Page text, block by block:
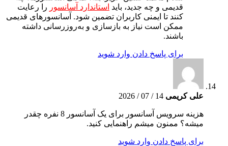
قدیمی و چه جدید، باید استاندارد آسانسور را رعایت
کنند تا ایمنی کاربران تضمین شود. آسانسورهای قدیمی
ممکن است نیاز به بازسازی و به‌روزرسانی داشته
باشند.
برای پاسخ دادن وارد شوید
علی کریمی 14 / 07 / 2026
هزینه سرویس آسانسور برای یک آسانسور 8 نفره چقدر
میشه؟ ممنون میشم راهنمایی کنید.
برای پاسخ دادن وارد شوید